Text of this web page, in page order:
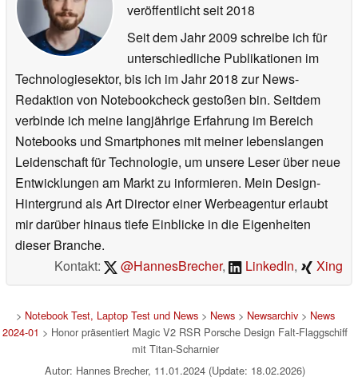
veröffentlichtseit 2018
Seit dem Jahr 2009 schreibe ich für
unterschiedliche Publikationen im
Technologiesektor, bis ich im Jahr 2018 zur News-
Redaktion von Notebookcheck gestoßen bin. Seitdem
verbinde ich meine langjährige Erfahrung im Bereich
Notebooks und Smartphones mit meiner lebenslangen
Leidenschaft für Technologie, um unsere Leser über neue
Entwicklungen am Markt zu informieren. Mein Design-
Hintergrund als Art Director einer Werbeagentur erlaubt
mir darüber hinaus tiefe Einblicke in die Eigenheiten
dieser Branche.
Kontakt:
@HannesBrecher, LinkedIn, Xing
> Notebook Test, Laptop Test und News> News> Newsarchiv> News
2024-01 > Honor präsentiert Magic V2 RSR Porsche Design Falt-Flaggschiff
mit Titan-Scharnier
Autor: Hannes Brecher, 11.01.2024 (Update: 18.02.2026)